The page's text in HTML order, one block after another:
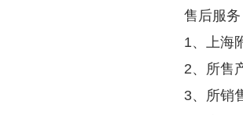
售后服
1、上海
2、所售
3、所销